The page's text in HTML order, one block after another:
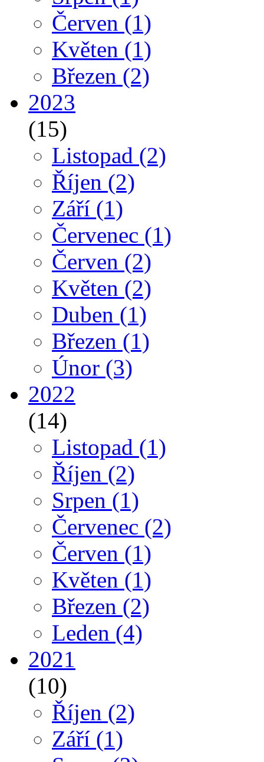
Červen (1)
Květen (1)
Březen (2)
2023
(15)
Listopad (2)
Říjen (2)
Září (1)
Červenec (1)
Červen (2)
Květen (2)
Duben (1)
Březen (1)
Únor (3)
2022
(14)
Listopad (1)
Říjen (2)
Srpen (1)
Červenec (2)
Červen (1)
Květen (1)
Březen (2)
Leden (4)
2021
(10)
Říjen (2)
Září (1)